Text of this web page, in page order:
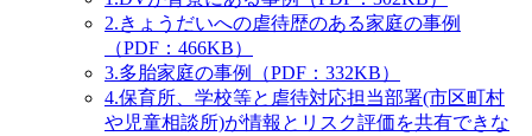
2.きょうだいへの虐待歴のある家庭の事例
（PDF：466KB）
3.多胎家庭の事例（PDF：332KB）
4.保育所、学校等と虐待対応担当部署(市区町村
や児童相談所)が情報とリスク評価を共有できな